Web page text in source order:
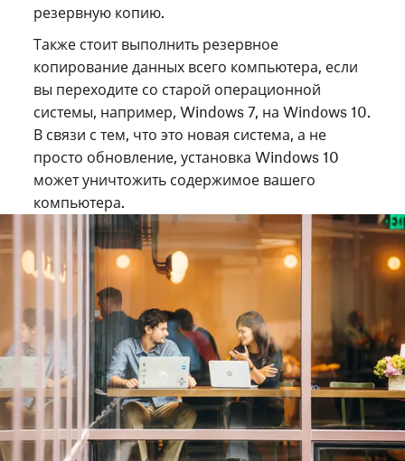
резервную копию.
Также стоит выполнить резервное
копирование данных всего компьютера, если
вы переходите со старой операционной
системы, например, Windows 7, на Windows 10.
В связи с тем, что это новая система, а не
просто обновление, установка Windows 10
может уничтожить содержимое вашего
компьютера.